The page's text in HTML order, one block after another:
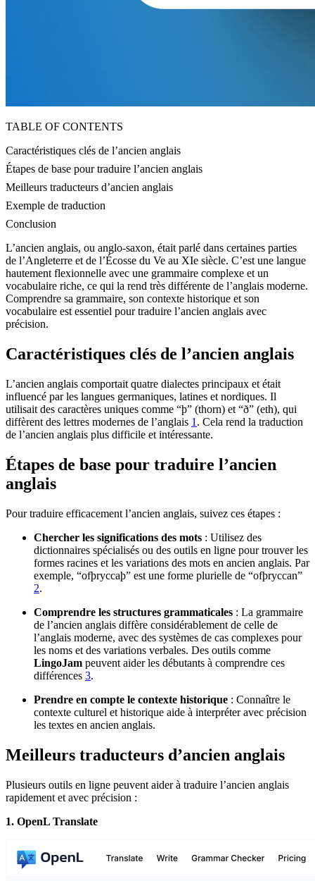
TABLE OF CONTENTS
Caractéristiques clés de l’ancien anglais
Étapes de base pour traduire l’ancien anglais
Meilleurs traducteurs d’ancien anglais
Exemple de traduction
Conclusion
L’ancien anglais, ou anglo-saxon, était parlé dans certaines parties
de l’Angleterre et de l’Écosse du Ve au XIe siècle. C’est une langue
hautement flexionnelle avec une grammaire complexe et un
vocabulaire riche, ce qui la rend très différente de l’anglais moderne.
Comprendre sa grammaire, son contexte historique et son
vocabulaire est essentiel pour traduire l’ancien anglais avec
précision.
Caractéristiques clés de l’ancien anglais
L’ancien anglais comportait quatre dialectes principaux et était
influencé par les langues germaniques, latines et nordiques. Il
utilisait des caractères uniques comme “þ” (thorn) et “ð” (eth), qui
diffèrent des lettres modernes de l’anglais 1 . Cela rend la traduction
de l’ancien anglais plus difficile et intéressante.
Étapes de base pour traduire l’ancien
anglais
Pour traduire efficacement l’ancien anglais, suivez ces étapes :
Chercher les significations des mots : Utilisez des
dictionnaires spécialisés ou des outils en ligne pour trouver les
formes racines et les variations des mots en ancien anglais. Par
exemple, “ofþryccaþ” est une forme plurielle de “ofþryccan”
2.
Comprendre les structures grammaticales : La grammaire
de l’ancien anglais diffère considérablement de celle de
l’anglais moderne, avec des systèmes de cas complexes pour
les noms et des variations verbales. Des outils comme
LingoJam peuvent aider les débutants à comprendre ces
différences 3.
Prendre en compte le contexte historique : Connaître le
contexte culturel et historique aide à interpréter avec précision
les textes en ancien anglais.
Meilleurs traducteurs d’ancien anglais
Plusieurs outils en ligne peuvent aider à traduire l’ancien anglais
rapidement et avec précision :
1. OpenL Translate